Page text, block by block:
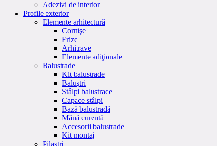
Adezivi de interior
Profile exterior
Elemente arhitectură
Cornişe
Frize
Arhitrave
Elemente adiţionale
Balustrade
Kit balustrade
Baluştri
Stâlpi balustrade
Capace stâlpi
Bază balustradă
Mână curentă
Accesorii balustrade
Kit montaj
Pilaştri